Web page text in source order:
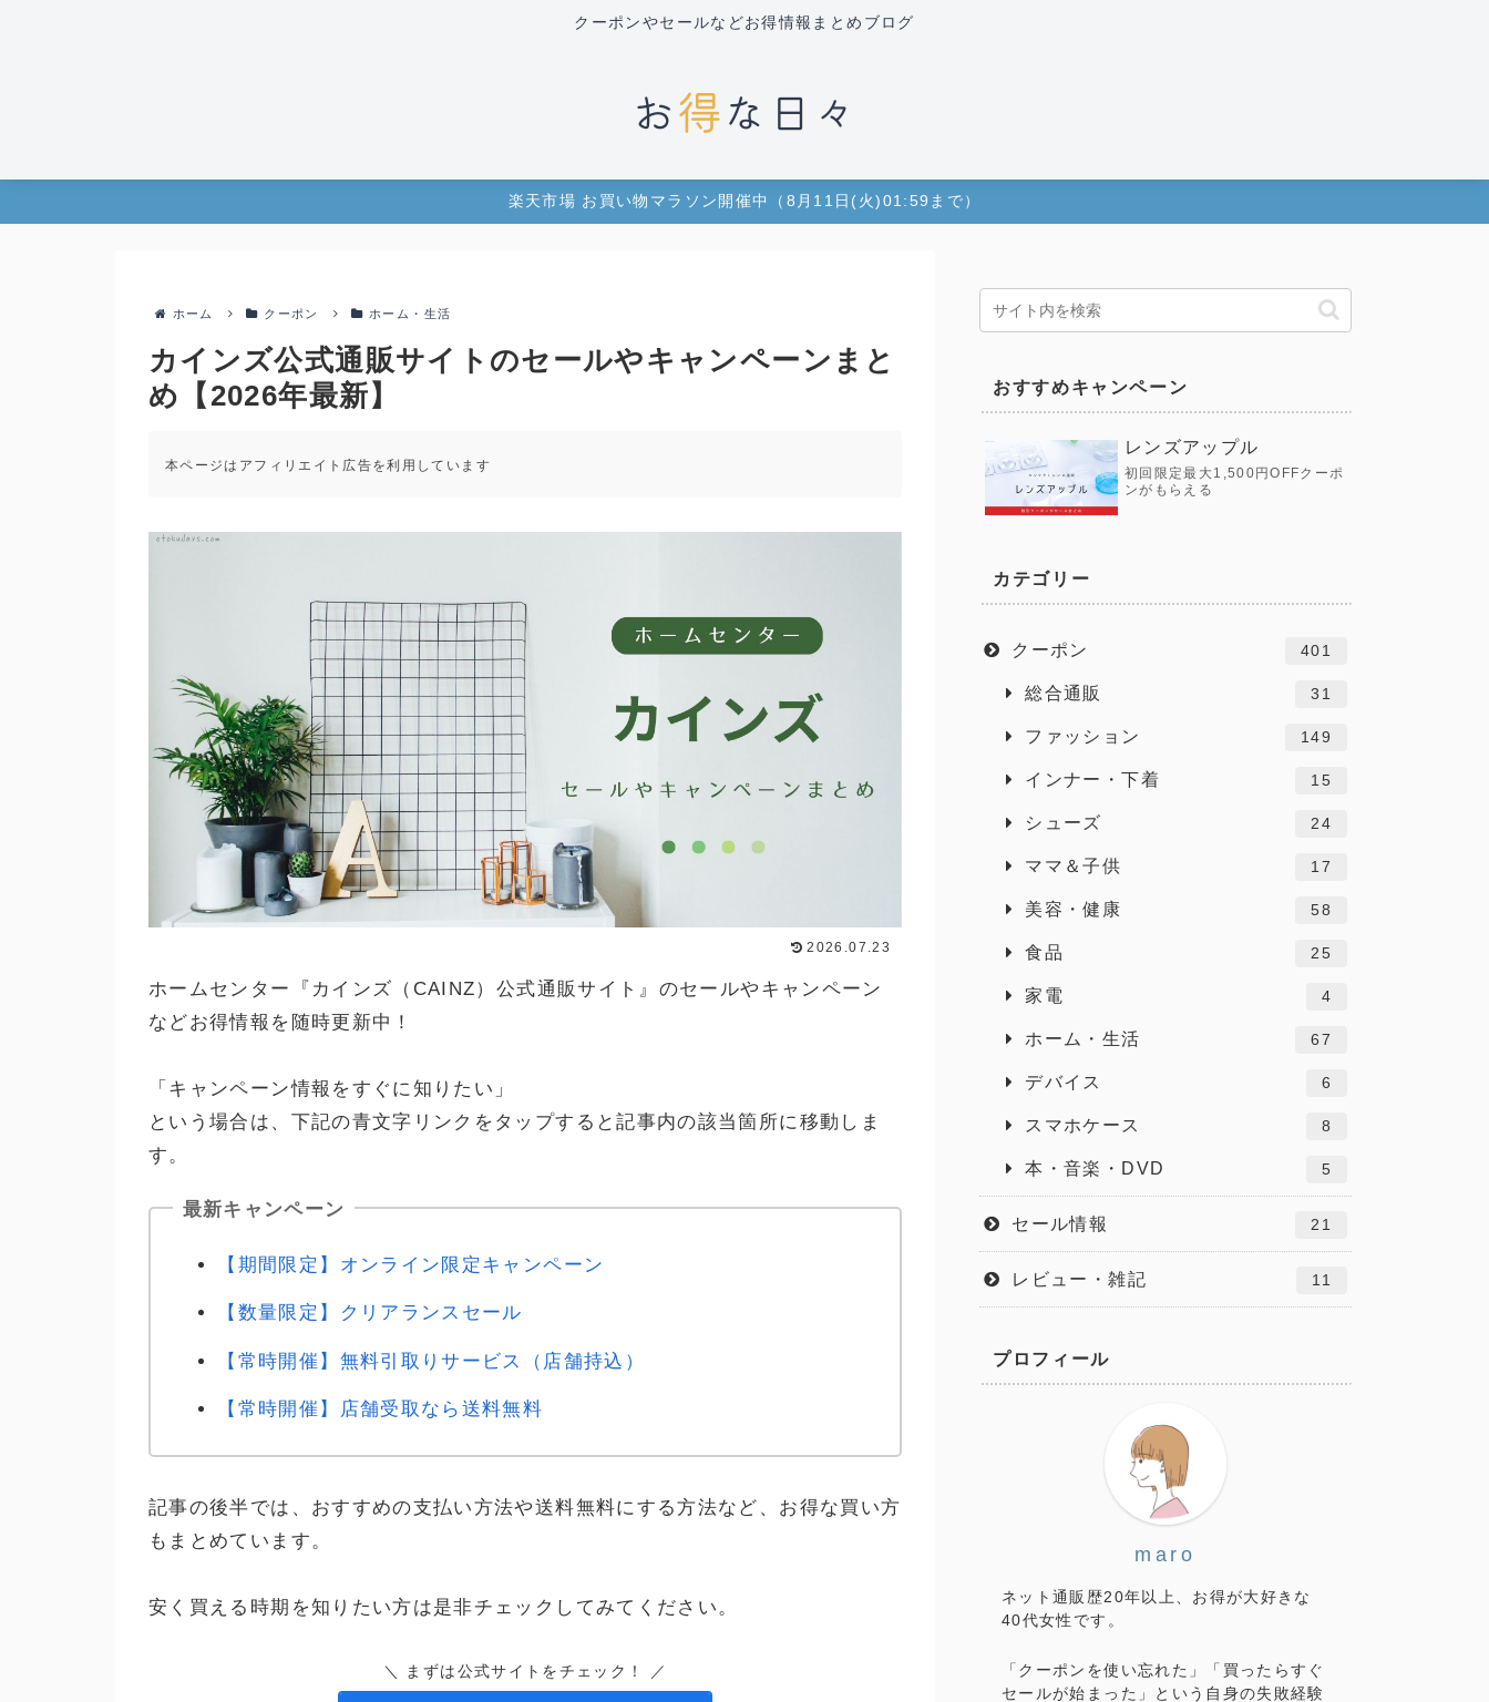
クーポンやセールなどお得情報まとめブログ
楽天市場 お買い物マラソン開催中（8月11日(火)01:59まで）
ホーム クーポン ホーム・生活
カインズ公式通販サイトのセールやキャンペーンまと
め【2026年最新】
本ページはアフィリエイト広告を利用しています
2026.07.23
ホームセンター『カインズ（CAINZ）公式通販サイト』のセールやキャンペーン
などお得情報を随時更新中！
「キャンペーン情報をすぐに知りたい」
という場合は、下記の青文字リンクをタップすると記事内の該当箇所に移動しま
す。
最新キャンペーン
【期間限定】オンライン限定キャンペーン
【数量限定】クリアランスセール
【常時開催】無料引取りサービス（店舗持込）
【常時開催】店舗受取なら送料無料
記事の後半では、おすすめの支払い方法や送料無料にする方法など、お得な買い方
もまとめています。
安く買える時期を知りたい方は是非チェックしてみてください。
＼ まずは公式サイトをチェック！ ／
おすすめキャンペーン
レンズアップル
初回限定最大1,500円OFFクーポ
ンがもらえる
カテゴリー
クーポン 401
総合通販 31
ファッション 149
インナー・下着 15
シューズ 24
ママ＆子供 17
美容・健康 58
食品 25
家電 4
ホーム・生活 67
デバイス 6
スマホケース 8
本・音楽・DVD 5
セール情報 21
レビュー・雑記 11
プロフィール
maro
ネット通販歴20年以上、お得が大好きな
40代女性です。
「クーポンを使い忘れた」「買ったらすぐ
セールが始まった」という自身の失敗経験